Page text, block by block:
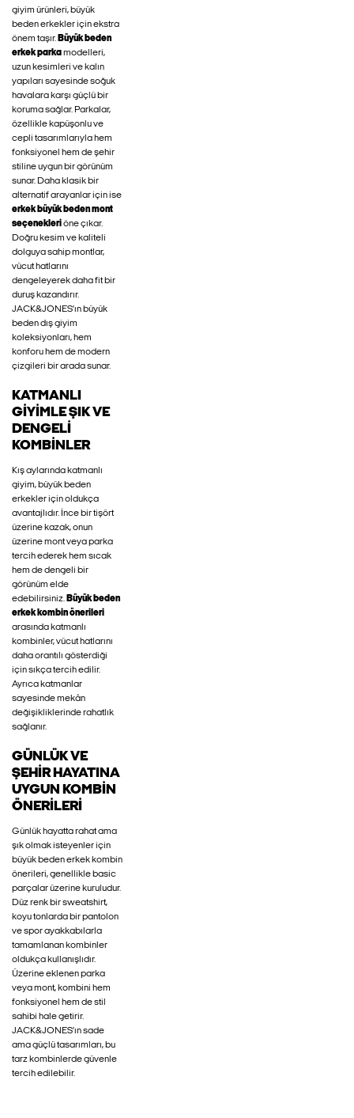
giyim ürünleri, büyük
beden erkekler için ekstra
önem taşır. Büyük beden
erkek parkamodelleri,
uzun kesimleri ve kalın
yapıları sayesinde soğuk
havalara karşı güçlü bir
koruma sağlar. Parkalar,
özellikle kapüşonlu ve
cepli tasarımlarıyla hem
fonksiyonel hem de şehir
stiline uygun bir görünüm
sunar. Daha klasik bir
alternatif arayanlar için ise
erkek büyük beden mont
seçenekleriöne çıkar.
Doğru kesim ve kaliteli
dolguya sahip montlar,
vücut hatlarını
dengeleyerek daha fit bir
duruş kazandırır.
JACK&JONES’ın büyük
beden dış giyim
koleksiyonları, hem
konforu hem de modern
çizgileri bir arada sunar.
KATMANLI
GIYIMLE ŞIK VE
DENGELI
KOMBINLER
Kış aylarında katmanlı
giyim, büyük beden
erkekler için oldukça
avantajlıdır. İnce bir tişört
üzerine kazak, onun
üzerine mont veya parka
tercih ederek hem sıcak
hem de dengeli bir
görünüm elde
edebilirsiniz. Büyük beden
erkek kombin önerileri
arasında katmanlı
kombinler, vücut hatlarını
daha orantılı gösterdiği
için sıkça tercih edilir.
Ayrıca katmanlar
sayesinde mekân
değişikliklerinde rahatlık
sağlanır.
GÜNLÜK VE
ŞEHIR HAYATINA
UYGUN KOMBIN
ÖNERILERI
Günlük hayatta rahat ama
şık olmak isteyenler için
büyük beden erkek kombin
önerileri, genellikle basic
parçalar üzerine kuruludur.
Düz renk bir sweatshirt,
koyu tonlarda bir pantolon
ve spor ayakkabılarla
tamamlanan kombinler
oldukça kullanışlıdır.
Üzerine eklenen parka
veya mont, kombini hem
fonksiyonel hem de stil
sahibi hale getirir.
JACK&JONES’ın sade
ama güçlü tasarımları, bu
tarz kombinlerde güvenle
tercih edilebilir.